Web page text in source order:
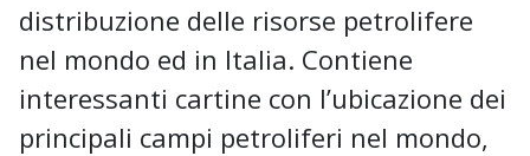
distribuzione delle risorse petrolifere
nel mondo ed in Italia. Contiene
interessanti cartine con l’ubicazione dei
principali campi petroliferi nel mondo,